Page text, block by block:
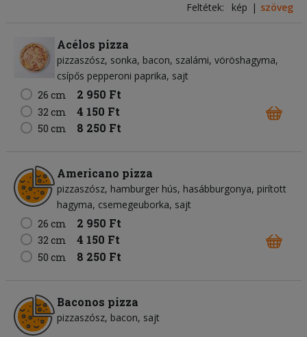
Feltétek: kép szöveg
Acélos pizza
pizzaszósz sonka bacon szalámi vöröshagyma
csípős pepperoni paprika sajt
26 cm
2 950 Ft
32 cm 4 150 Ft
50 cm 8 250 Ft
Americano pizza
pizzaszósz hamburger hús hasábburgonya pirított
hagyma csemegeuborka sajt
26 cm
2 950 Ft
32 cm 4 150 Ft
50 cm 8 250 Ft
Baconos pizza
pizzaszósz bacon sajt